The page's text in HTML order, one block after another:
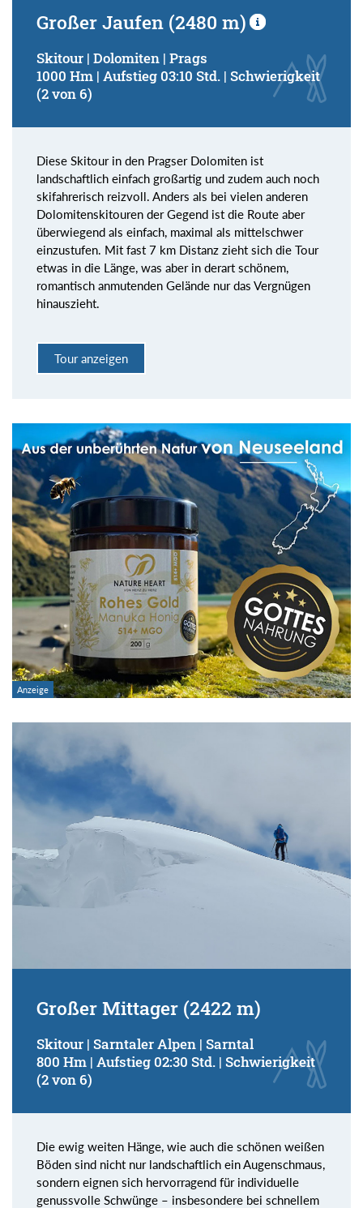
Großer Jaufen (2480 m)
Skitour | Dolomiten | Prags
1000 Hm | Aufstieg 03:10 Std. | Schwierigkeit
(2 von 6)
Diese Skitour in den Pragser Dolomiten ist
landschaftlich einfach großartig und zudem auch noch
skifahrerisch reizvoll. Anders als bei vielen anderen
Dolomitenskitouren der Gegend ist die Route aber
überwiegend als einfach, maximal als mittelschwer
einzustufen. Mit fast 7 km Distanz zieht sich die Tour
etwas in die Länge, was aber in derart schönem,
romantisch anmutenden Gelände nur das Vergnügen
hinauszieht.
Tour anzeigen
Großer Mittager (2422 m)
Skitour | Sarntaler Alpen | Sarntal
800 Hm | Aufstieg 02:30 Std. | Schwierigkeit
(2 von 6)
Die ewig weiten Hänge, wie auch die schönen weißen
Böden sind nicht nur landschaftlich ein Augenschmaus,
sondern eignen sich hervorragend für individuelle
genussvolle Schwünge – insbesondere bei schnellem